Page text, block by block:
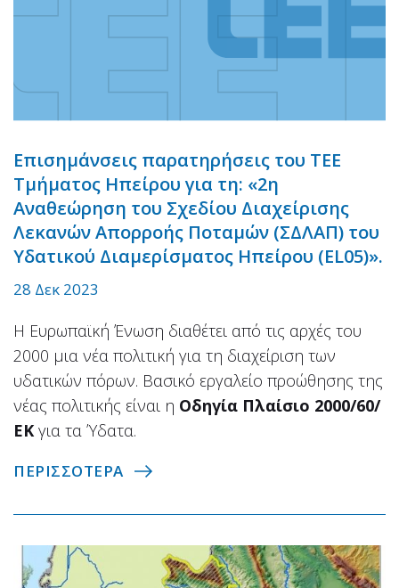
Επισημάνσεις παρατηρήσεις του ΤΕΕ
Τμήματος Ηπείρου για τη: «2η
Αναθεώρηση του Σχεδίου Διαχείρισης
Λεκανών Απορροής Ποταμών (ΣΔΛΑΠ) του
Υδατικού Διαμερίσματος Ηπείρου (EL05)».
28 Δεκ 2023
Η Ευρωπαϊκή Ένωση διαθέτει από τις αρχές του
2000 μια νέα πολιτική για τη διαχείριση των
υδατικών πόρων. Βασικό εργαλείο προώθησης της
νέας πολιτικής είναι η Οδηγία Πλαίσιο 2000/60/
ΕΚ για τα Ύδατα.
ΠΕΡΙΣΣΟΤΕΡΑ